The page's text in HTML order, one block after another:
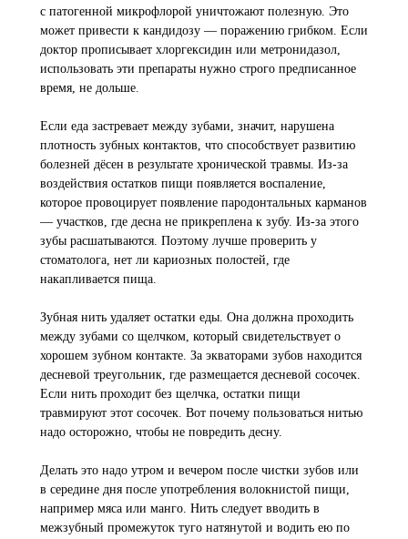
с патогенной микрофлорой уничтожают полезную. Это
может привести к кандидозу — поражению грибком. Если
доктор прописывает хлоргексидин или метронидазол,
использовать эти препараты нужно строго предписанное
время, не дольше.
Если еда застревает между зубами, значит, нарушена
плотность зубных контактов, что способствует развитию
болезней дёсен в результате хронической травмы. Из-за
воздействия остатков пищи появляется воспаление,
которое провоцирует появление пародонтальных карманов
— участков, где десна не прикреплена к зубу. Из-за этого
зубы расшатываются. Поэтому лучше проверить у
стоматолога, нет ли кариозных полостей, где
накапливается пища.
Зубная нить удаляет остатки еды. Она должна проходить
между зубами со щелчком, который свидетельствует о
хорошем зубном контакте. За экваторами зубов находится
десневой треугольник, где размещается десневой сосочек.
Если нить проходит без щелчка, остатки пищи
травмируют этот сосочек. Вот почему пользоваться нитью
надо осторожно, чтобы не повредить десну.
Делать это надо утром и вечером после чистки зубов или
в середине дня после употребления волокнистой пищи,
например мяса или манго. Нить следует вводить в
межзубный промежуток туго натянутой и водить ею по